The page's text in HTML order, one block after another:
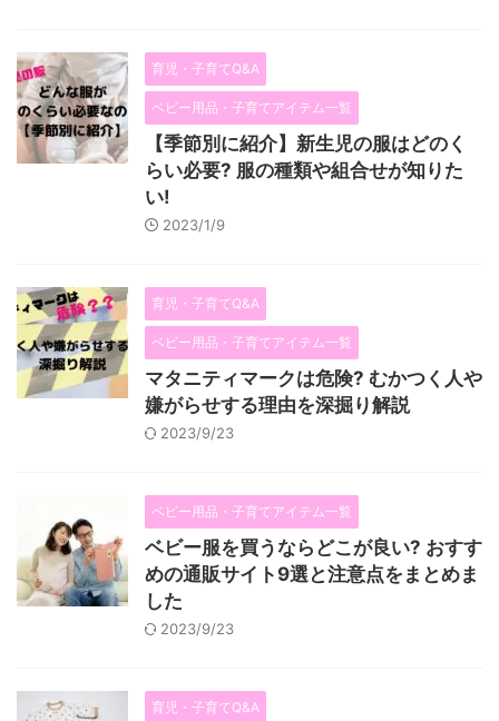
育児・子育てQ&A
ベビー用品・子育てアイテム一覧
【季節別に紹介】新生児の服はどのく
らい必要? 服の種類や組合せが知りた
い!
2023/1/9
育児・子育てQ&A
ベビー用品・子育てアイテム一覧
マタニティマークは危険? むかつく人や
嫌がらせする理由を深掘り解説
2023/9/23
ベビー用品・子育てアイテム一覧
ベビー服を買うならどこが良い? おすす
めの通販サイト9選と注意点をまとめま
した
2023/9/23
育児・子育てQ&A